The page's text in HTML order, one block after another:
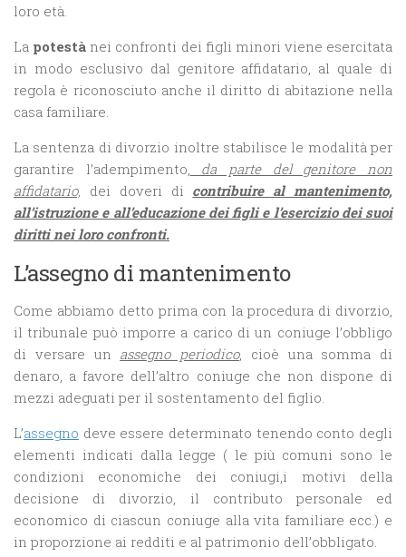
loro età.
La potestà nei confronti dei figli minori viene esercitata
in modo esclusivo dal genitore affidatario, al quale di
regola è riconosciuto anche il diritto di abitazione nella
casa familiare.
La sentenza di divorzio inoltre stabilisce le modalità per
garantire l’adempimento, da parte del genitore non
affidatario, dei doveri di contribuire al mantenimento,
all’istruzione e all’educazione dei figli e l’esercizio dei suoi
diritti nei loro confronti.
L’assegno di mantenimento
Come abbiamo detto prima con la procedura di divorzio,
il tribunale può imporre a carico di un coniuge l’obbligo
di versare un assegno periodico, cioè una somma di
denaro, a favore dell’altro coniuge che non dispone di
mezzi adeguati per il sostentamento del figlio.
L’assegno deve essere determinato tenendo conto degli
elementi indicati dalla legge ( le più comuni sono le
condizioni economiche dei coniugi,i motivi della
decisione di divorzio, il contributo personale ed
economico di ciascun coniuge alla vita familiare ecc.) e
in proporzione ai redditi e al patrimonio dell’obbligato.